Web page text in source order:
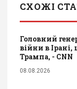
СХОЖІ
Головний
війни в
Трампа, - CNN
08.08.2026